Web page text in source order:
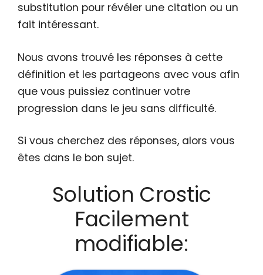
substitution pour révéler une citation ou un
fait intéressant.
Nous avons trouvé les réponses à cette
définition et les partageons avec vous afin
que vous puissiez continuer votre
progression dans le jeu sans difficulté.
Si vous cherchez des réponses, alors vous
êtes dans le bon sujet.
Solution Crostic
Facilement
modifiable: